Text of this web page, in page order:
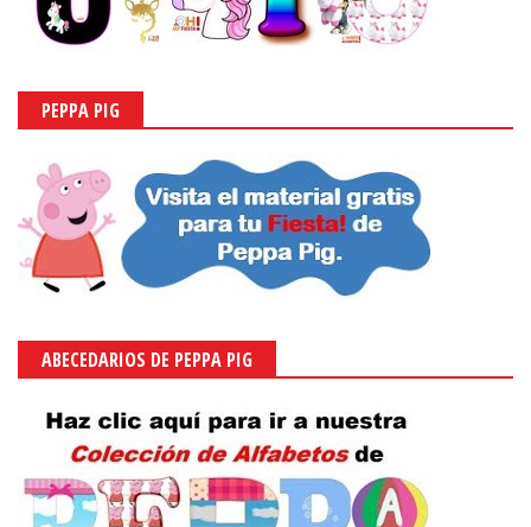
PEPPA PIG
ABECEDARIOS DE PEPPA PIG